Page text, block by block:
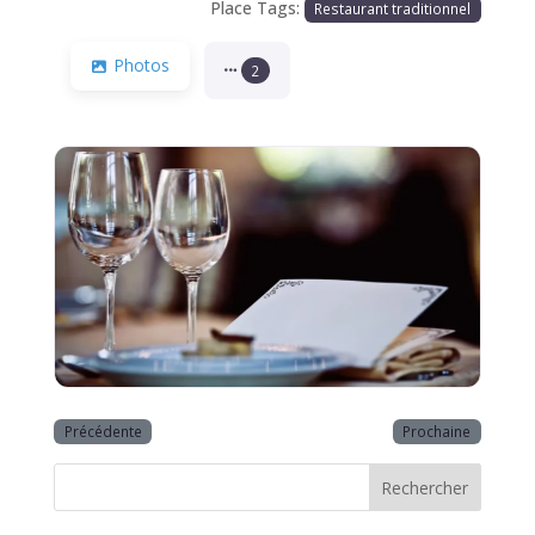
Place Tags: Restaurant traditionnel
Photos 2
Précédente Prochaine
Rechercher